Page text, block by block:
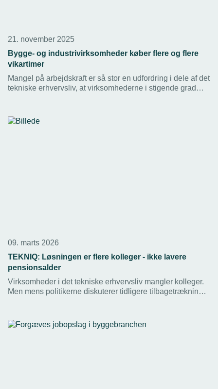
21. november 2025
Bygge- og industrivirksomheder køber flere og flere
vikartimer
Mangel på arbejdskraft er så stor en udfordring i dele af det
tekniske erhvervsliv, at virksomhederne i stigende grad
overenskomst.
09. marts 2026
TEKNIQ: Løsningen er flere kolleger - ikke lavere
pensionsalder
Virksomheder i det tekniske erhvervsliv mangler kolleger.
Men mens politikerne diskuterer tidligere tilbagetrækning,